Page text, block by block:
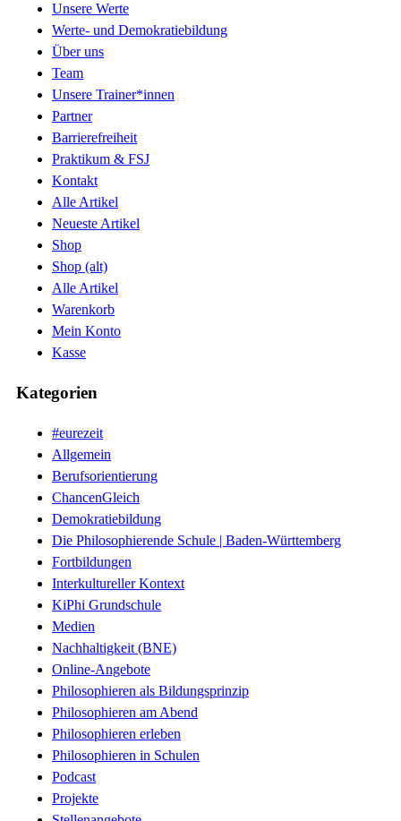
Unsere Werte
Werte- und Demokratiebildung
Über uns
Team
Unsere Trainer*innen
Partner
Barrierefreiheit
Praktikum & FSJ
Kontakt
Alle Artikel
Neueste Artikel
Shop
Shop (alt)
Alle Artikel
Warenkorb
Mein Konto
Kasse
Kategorien
#eurezeit
Allgemein
Berufsorientierung
ChancenGleich
Demokratiebildung
Die Philosophierende Schule | Baden-Württemberg
Fortbildungen
Interkultureller Kontext
KiPhi Grundschule
Medien
Nachhaltigkeit (BNE)
Online-Angebote
Philosophieren als Bildungsprinzip
Philosophieren am Abend
Philosophieren erleben
Philosophieren in Schulen
Podcast
Projekte